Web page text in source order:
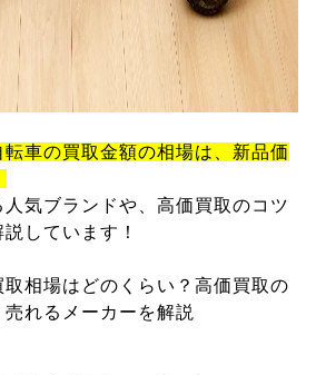
車の買取金額の相場は、新品価
気ブランドや、高価買取のコツ
しています！
相場はどのくらい？高価買取の
れるメーカーを解説